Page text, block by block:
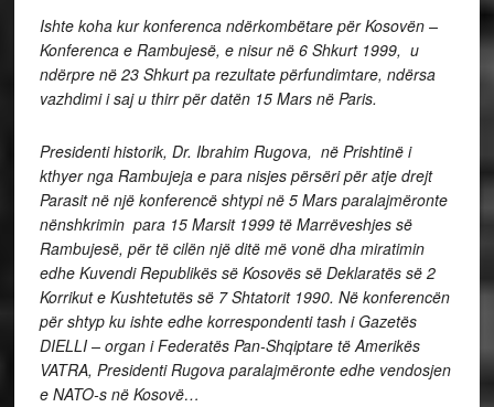
Ishte koha kur konferenca ndërkombëtare për Kosovën –
Konferenca e Rambujesë, e nisur në 6 Shkurt 1999, u
ndërpre në 23 Shkurt pa rezultate përfundimtare, ndërsa
vazhdimi i saj u thirr për datën 15 Mars në Paris.
Presidenti historik, Dr. Ibrahim Rugova, në Prishtinë i
kthyer nga Rambujeja e para nisjes përsëri për atje drejt
Parasit në një konferencë shtypi në 5 Mars paralajmëronte
nënshkrimin para 15 Marsit 1999 të Marrëveshjes së
Rambujesë, për të cilën një ditë më vonë dha miratimin
edhe Kuvendi Republikës së Kosovës së Deklaratës së 2
Korrikut e Kushtetutës së 7 Shtatorit 1990. Në konferencën
për shtyp ku ishte edhe korrespondenti tash i Gazetës
DIELLI – organ i Federatës Pan-Shqiptare të Amerikës
VATRA, Presidenti Rugova paralajmëronte edhe vendosjen
e NATO-s në Kosovë…